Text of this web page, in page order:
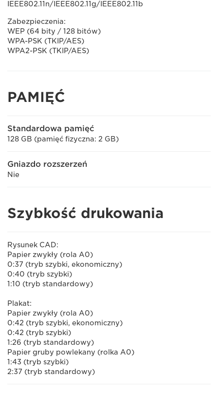
IEEE802.11n/IEEE802.11g/IEEE802.11b
Zabezpieczenia:
WEP (64 bity / 128 bitów)
WPA-PSK (TKIP/AES)
WPA2-PSK (TKIP/AES)
PAMIĘĆ
Standardowa pamięć
128 GB (pamięć fizyczna: 2 GB)
Gniazdo rozszerzeń
Nie
Szybkość drukowania
Rysunek CAD:
Papier zwykły (rola A0)
0:37 (tryb szybki, ekonomiczny)
0:40 (tryb szybki)
1:10 (tryb standardowy)
Plakat:
Papier zwykły (rola A0)
0:42 (tryb szybki, ekonomiczny)
0:42 (tryb szybki)
1:26 (tryb standardowy)
Papier gruby powlekany (rolka A0)
1:43 (tryb szybki)
2:37 (tryb standardowy)